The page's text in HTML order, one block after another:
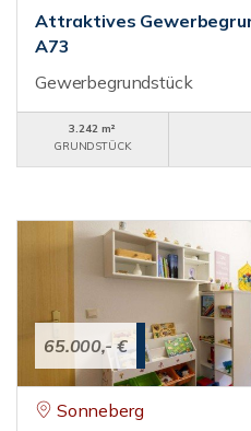
Attraktives
A73
Gewerbegrundstück
3.242 m²
GRUNDSTÜCK
65.000,- €
Sonneberg